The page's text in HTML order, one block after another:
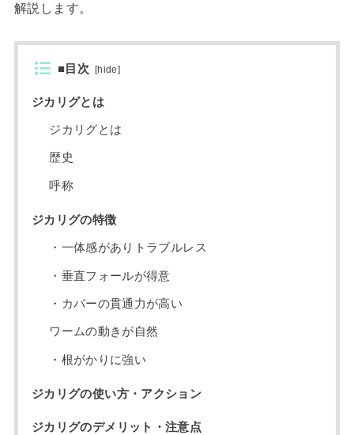
解説します。
■目次 [hide]
ジカリグとは
ジカリグとは
歴史
呼称
ジカリグの特徴
・一体感がありトラブルレス
・垂直フォールが得意
・カバーの貫通力が高い
ワームの動きが自然
・根がかりに強い
ジカリグの使い方・アクション
ジカリグのデメリット・注意点